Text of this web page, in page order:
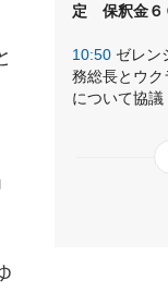
定 保釈金６
10:50 ゼレン
務総長とウ
について協議